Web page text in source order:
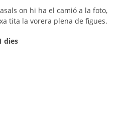
on hi ha el camió a la foto,
tita la vorera plena de figues.
dies